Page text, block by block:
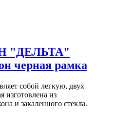
"ДЕЛЬТА"
черная рамка
собой легкую, двух
изготовлена из
и закаленного стекла.